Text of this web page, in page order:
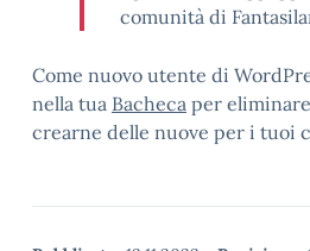
comunità di
Come nuovo utente di
nella tua Bacheca per
crearne delle nuove per i tuoi